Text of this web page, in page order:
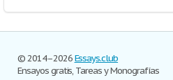
© 2014–2026Essays.club
Ensayos gratis, Tareas y Monografías